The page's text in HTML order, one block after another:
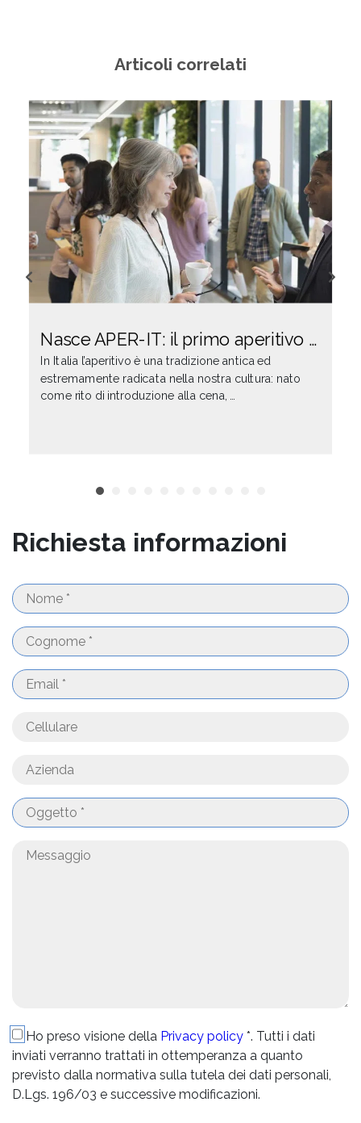
Articoli correlati
Nasce APER-IT: il primo aperitivo …
In Italia l’aperitivo è una tradizione antica ed
estremamente radicata nella nostra cultura: nato
come rito di introduzione alla cena, …
Richiesta informazioni
Ho preso visione della Privacy policy *. Tutti i dati
inviati verranno trattati in ottemperanza a quanto
previsto dalla normativa sulla tutela dei dati personali,
D.Lgs. 196/03 e successive modificazioni.